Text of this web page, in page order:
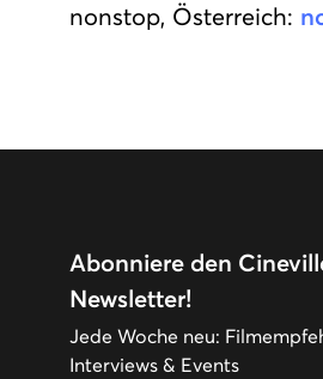
nonstop, Österreich:
Abonniere den
Newsletter!
Jede Woche neu:
Interviews & Events